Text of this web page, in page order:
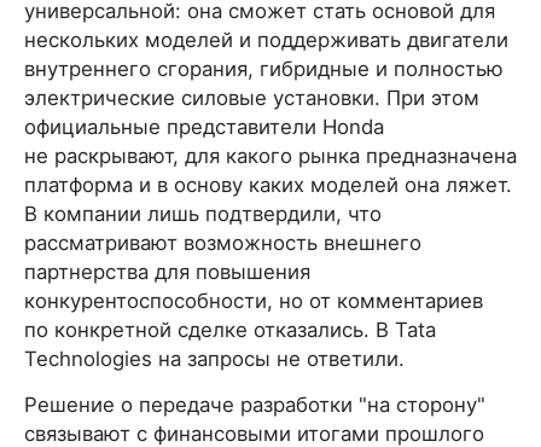
универсальной: она сможет стать основой для
нескольких моделей и поддерживать двигатели
внутреннего сгорания, гибридные и полностью
электрические силовые установки. При этом
официальные представители Honda
не раскрывают, для какого рынка предназначена
платформа и в основу каких моделей она ляжет.
В компании лишь подтвердили, что
рассматривают возможность внешнего
партнерства для повышения
конкурентоспособности, но от комментариев
по конкретной сделке отказались. В Tata
Technologies на запросы не ответили.
Решение о передаче разработки "на сторону"
связывают с финансовыми итогами прошлого